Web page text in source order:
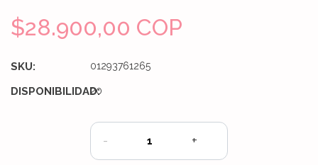
$28.900,00 COP
SKU: 01293761265
DISPONIBILIDAD:
20
- +